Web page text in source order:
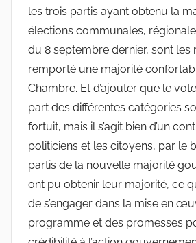
les trois partis ayant obtenu la
élections communales,
du 8 septembre dernier, sont les
remporté une majorité
Chambre. Et d’ajouter que le
part des différentes catégories
fortuit, mais il s’agit bien d’un
politiciens et les citoyens, par le
partis de la nouvelle majorité
ont pu obtenir leur majorité, ce
de s’engager dans la mise en
programme et des promesses